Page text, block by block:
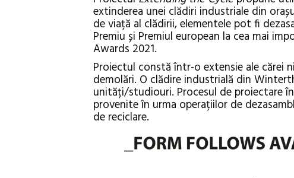
extinderea unei clădiri industriale din
de viață al clădirii, elementele pot fi
Premiu și Premiul european la cea mai
Awards 2021.
Proiectul constă într-o extensie ale cărei
demolări. O clădire industrială din
unități/studiouri. Procesul de proiectare
provenite în urma operațiilor de
de reciclare.